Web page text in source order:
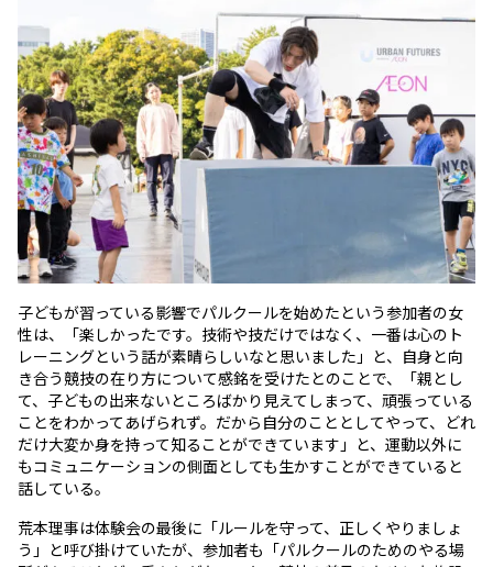
子どもが習っている影響でパルクールを始めたという参加者の女
性は、「楽しかったです。技術や技だけではなく、一番は心のト
レーニングという話が素晴らしいなと思いました」と、自身と向
き合う競技の在り方について感銘を受けたとのことで、「親とし
て、子どもの出来ないところばかり見えてしまって、頑張っている
ことをわかってあげられず。だから自分のこととしてやって、どれ
だけ大変か身を持って知ることができています」と、運動以外に
もコミュニケーションの側面としても生かすことができていると
話している。
荒本理事は体験会の最後に「ルールを守って、正しくやりましょ
う」と呼び掛けていたが、参加者も「パルクールのためのやる場